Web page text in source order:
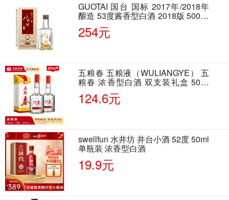
GUOTAI 国台 国标 2017年/2018年
酿造 53度酱香型白酒 2018版 500ml
单瓶装
254元
五粮春 五粮液（WULIANGYE） 五
粮春 浓香型白酒 双支装礼盒 50度
500ml*2瓶 含酒具
124.6元
swellfun 水井坊 井台小酒 52度 50ml
单瓶装 浓香型白酒
19.9元